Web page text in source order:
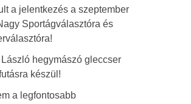
a jelentkezés a szeptember
Sportágválasztóra és
László hegymászó gleccser
készül!
a legfontosabb